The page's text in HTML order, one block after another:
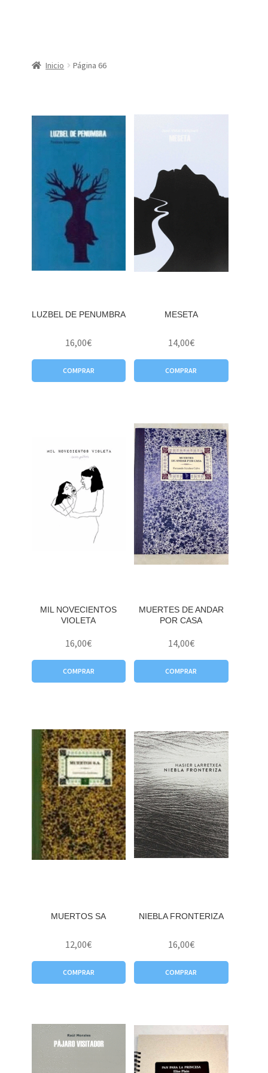
Inicio Página 66
LUZBEL DE PENUMBRA
16,00€
COMPRAR
MESETA
14,00€
COMPRAR
MIL NOVECIENTOS
VIOLETA
16,00€
COMPRAR
MUERTES DE ANDAR
POR CASA
14,00€
COMPRAR
MUERTOS SA
12,00€
COMPRAR
NIEBLA FRONTERIZA
16,00€
COMPRAR